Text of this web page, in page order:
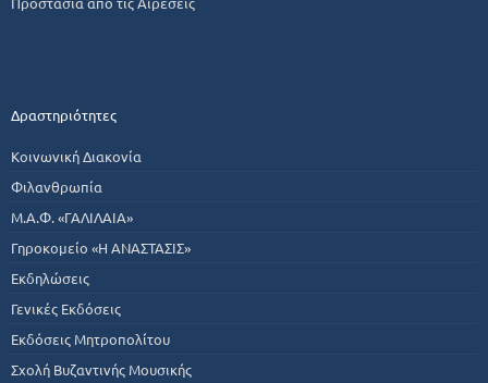
Δραστηριότητες
Κοινωνική Διακονία
Φιλανθρωπία
Μ.Α.Φ. «ΓΑΛΙΛΑΙΑ»
Γηροκομείο «Η ΑΝΑΣΤΑΣΙΣ»
Εκδηλώσεις
Γενικές Εκδόσεις
Εκδόσεις Μητροπολίτου
Σχολή Βυζαντινής Μουσικής